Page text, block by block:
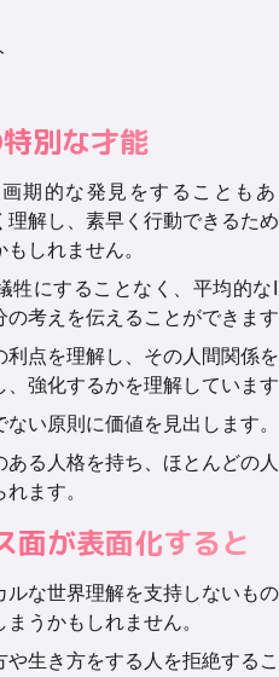
別な才能
期的な発見をすることも
解し、素早く行動できるた
しれません。
牲にすることなく、平均的な
の考えを伝えることができま
利点を理解し、その人間関係
、強化するかを理解していま
い原則に価値を見出します。
ある人格を持ち、ほとんどの
ます。
面が表面化すると
ルな世界理解を支持しないも
うかもしれません。
や生き方をする人を拒絶する